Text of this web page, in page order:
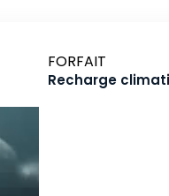
Marque
FORFAIT
Recharge